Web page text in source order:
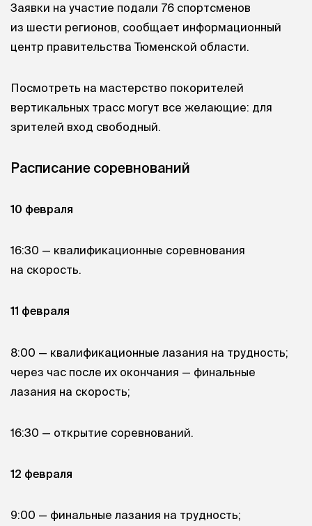
Заявки на участие подали 76 спортсменов
из шести регионов, сообщает информационный
центр правительства Тюменской области.
Посмотреть на мастерство покорителей
вертикальных трасс могут все желающие: для
зрителей вход свободный.
Расписание соревнований
10 февраля
16:30 — квалификационные соревнования
на скорость.
11 февраля
8:00 — квалификационные лазания на трудность;
через час после их окончания — финальные
лазания на скорость;
16:30 — открытие соревнований.
12 февраля
9:00 — финальные лазания на трудность;